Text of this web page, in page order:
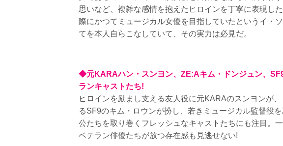
思いなど、複雑な感情を抱えたヒロインを丁寧に表現
際にかつてミュージカル女優を目指していたというイ・
てを本人自らこなしていて、その実力は必見だ。
◆元KARAハン・スンヨン、ZE:Aキム・ドンジュン、
ランキャストたち!
ヒロインを励まし支える友人役に元KARAのスンヨンが
るSF9のキム・ロウンが扮し、若きミュージカル監督役
公たちを取り巻くフレッシュなキャストたちにも注目。
ベテラン俳優たちが放つ存在感も見逃せない!